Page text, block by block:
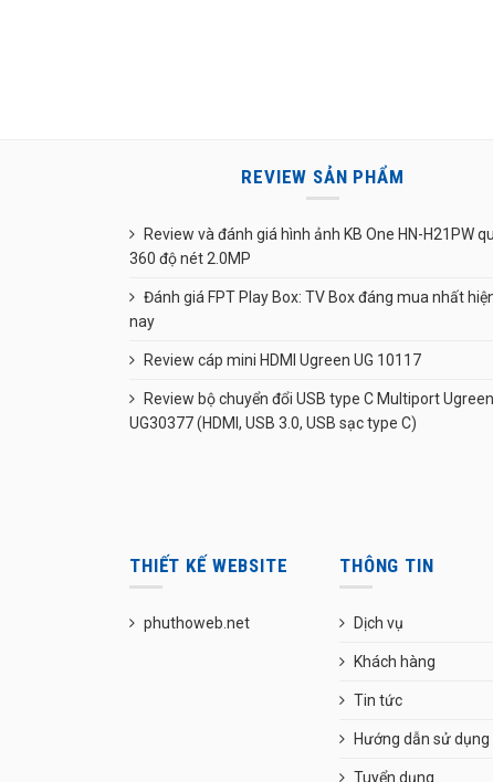
REVIEW SẢN PHẨM
Review và đánh giá hình ảnh KB One HN-H21PW
360 độ nét 2.0MP
Đánh giá FPT Play Box: TV Box đáng mua nhất
nay
Review cáp mini HDMI Ugreen UG 10117
Review bộ chuyển đổi USB type C Multiport Ugreen
UG30377 (HDMI, USB 3.0, USB sạc type C)
THIẾT KẾ WEBSITE
phuthoweb.net
THÔNG TIN
Dịch vụ
Khách hàng
Tin tức
Hướng dẫn sử dụng
Tuyển dụng